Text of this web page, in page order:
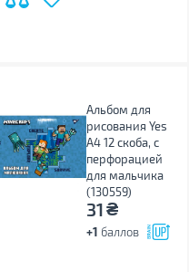
Альбом для
рисования Yes
А4 12 скоба, с
перфорацией
для мальчика
(130559)
31₴
+1 баллов